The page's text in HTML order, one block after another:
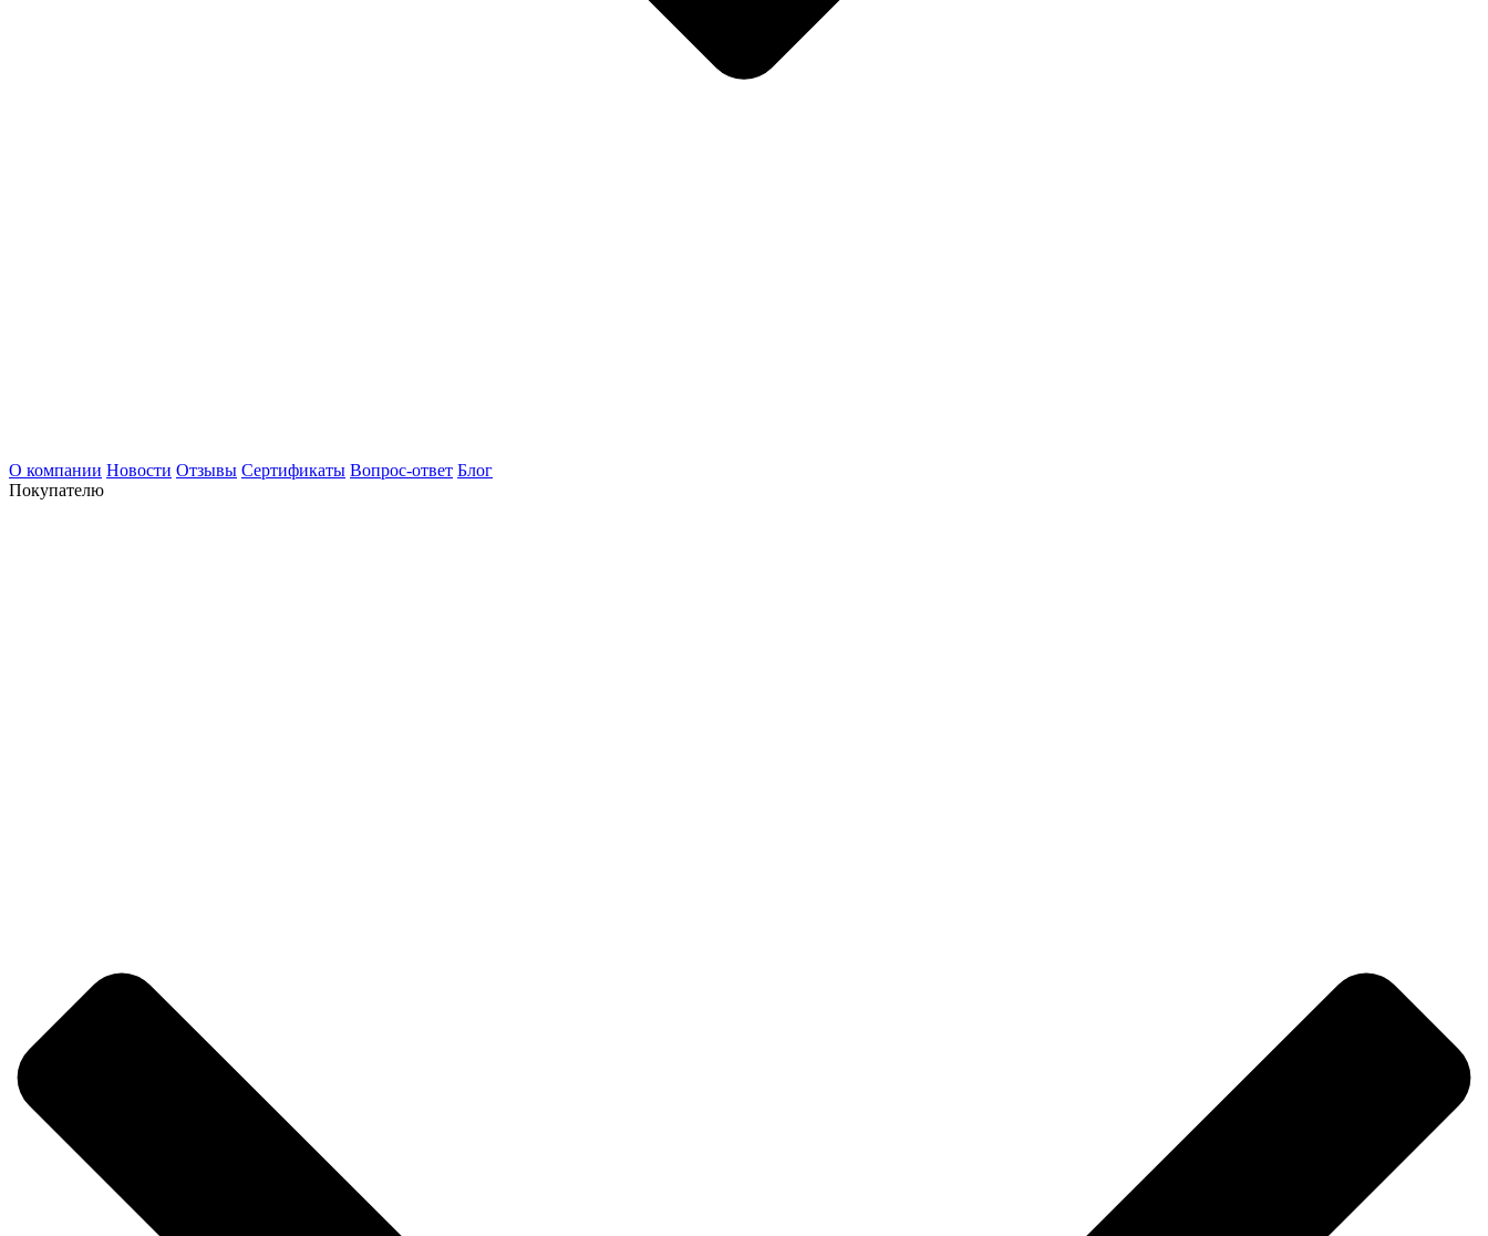
О компании Новости Отзывы Сертификаты Вопрос-ответ Блог
Покупателю